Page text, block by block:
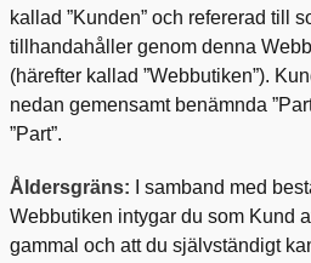
kallad ”Kunden” och refererad till
tillhandahåller genom denna
(härefter kallad ”Webbutiken”).
nedan gemensamt benämnda
”Part”.
Åldersgräns:
I samband med
Webbutiken intygar du som Kund
gammal och att du självständigt